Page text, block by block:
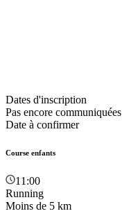
Dates d'inscription
Pas encore communiquées
Date à confirmer
Course enfants
11:00
Running
Moins de 5 km